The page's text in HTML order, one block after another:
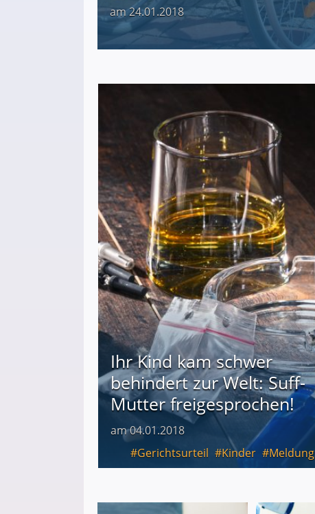
am 24.01.2018
Ihr Kind kam schwer
behindert zur Welt: Suff-
Mutter freigesprochen!
am 04.01.2018
Gerichtsurteil
Kinder Meldung